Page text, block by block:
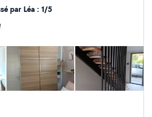
Je suis équipé avec du
peux me déplacer dans un rayon de
Grasse. Si le travail est important je
se faire en régie (par heure).
par Léa : 1/5